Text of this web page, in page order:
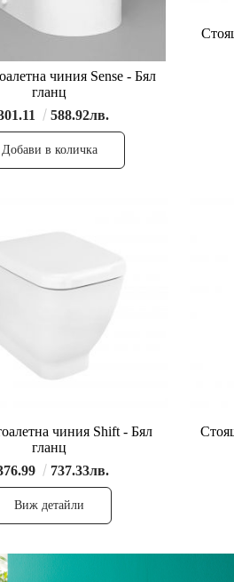
чиния Sense - Бял
гланц
588.92лв.
чиния Shift - Бял
гланц
737.33лв.
Виж детайли